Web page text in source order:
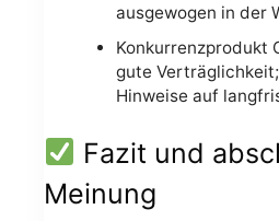
ausgewogen in der
Konkurrenzprodukt
gute
Hinweise auf
Fazit und
Meinung